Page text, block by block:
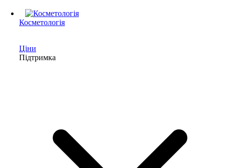
Косметологія
Ціни
Підтримка